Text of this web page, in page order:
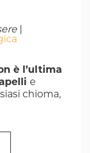
è l’ultima
e
chioma,